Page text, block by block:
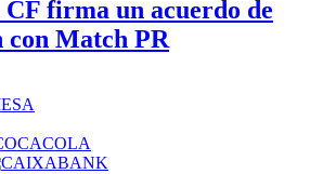
firma un acuerdo de
con Match PR